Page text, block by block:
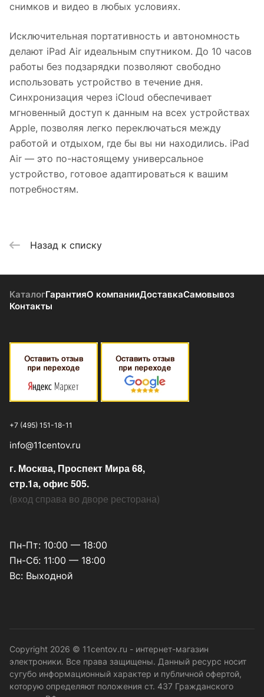
снимков и видео в любых условиях.
Исключительная портативность и автономность
делают iPad Air идеальным спутником. До 10 часов
работы без подзарядки позволяют свободно
использовать устройство в течение дня.
Синхронизация через iCloud обеспечивает
мгновенный доступ к данным на всех устройствах
Apple, позволяя легко переключаться между
работой и отдыхом, где бы вы ни находились. iPad
Air — это по-настоящему универсальное
устройство, готовое адаптироваться к вашим
потребностям.
Назад к списку
КаталогГарантияО компанииДоставкаСамовывоз
Контакты
+7 (495) 151-18-11
info@11centov.ru
г. Москва, Проспект Мира 68,
стр.1а, офис 505.
(вход справа во дворе ресторана)
Пн-Пт: 10:00 — 18:00
Пн-Сб: 11:00 — 18:00
Вс: Выходной
Copyright 2026 © 11centov.ru - интернет-магазин
электроники. Все права защищены. Данный ресурс носит
сугубо информационный характер и публичной офертой,
которую определяют положения ст. 437 Гражданского